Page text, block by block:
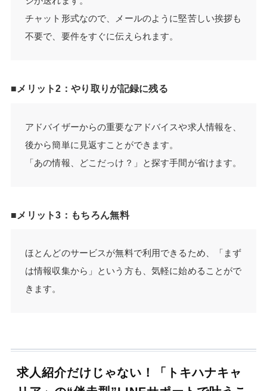
チャット形式なので、メールのように堅苦しい挨拶も
不要で、要件をすぐに伝えられます。
■メリット2：やり取りが記録に残る
アドバイザーからの重要なアドバイスや求人情報を、
後から簡単に見返すことができます。
「あの情報、どこだっけ？」と探す手間が省けます。
■メリット3：もちろん無料
ほとんどのサービスが無料で利用できるため、「まず
は情報収集から」という方も、気軽に始めることがで
きます。
求人紹介だけじゃない！「トキハナキャ